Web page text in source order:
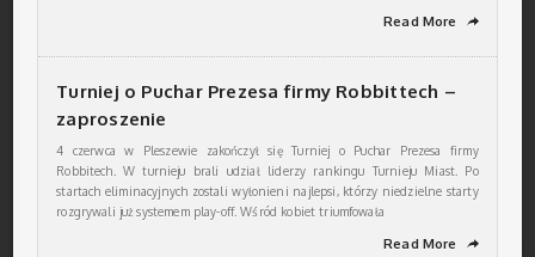
Read More ➦
Turniej o Puchar Prezesa firmy Robbittech –
zaproszenie
4 czerwca w Pleszewie zakończył się Turniej o Puchar Prezesa firmy
Robbitech. W turnieju brali udział liderzy rankingu Turnieju Miast. Po
startach eliminacyjnych zostali wyłonieni najlepsi, którzy niedzielne starty
rozgrywali już systemem play-off. Wśród kobiet triumfowała
Read More ➦